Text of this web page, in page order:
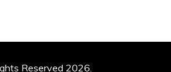
Reserved 2026.